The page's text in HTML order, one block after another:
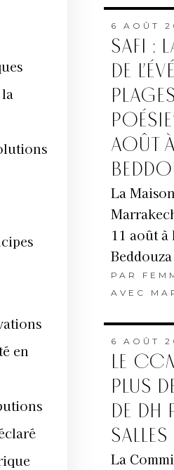
en
6 AOÛT
SAFI :
DE
AOÛT
La
11 août à
PAR
AVEC
6 AOÛT
LE
PLUS
DE DH
La